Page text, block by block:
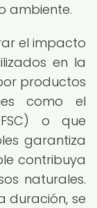
ambiente.
el impacto
en la
productos
como el
o que
garantiza
contribuya
naturales.
duración, se